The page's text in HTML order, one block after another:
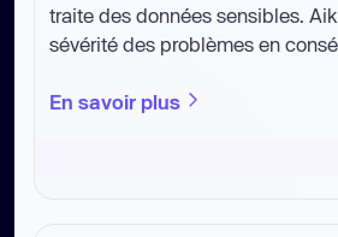
traite des données sensibles.
sévérité des problèmes en
En savoir plus